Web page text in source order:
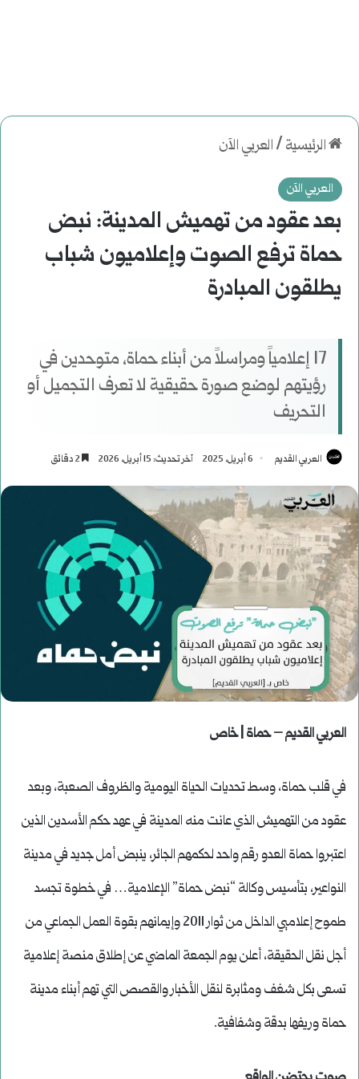
الرئيسية /العربي الآن
العربي الآن
بعد عقود من تهميش المدينة: نبض
حماة ترفع الصوت وإعلاميون شباب
يطلقون المبادرة
17 إعلامياً ومراسلاً من أبناء حماة، متوحدين في
رؤيتهم لوضع صورة حقيقية لا تعرف التجميل أو
التحريف
العربي القديم 6 أبريل، 2025 آخر تحديث: 15 أبريل، 2026
العربي القديم – حماة | خاص
في قلب حماة، وسط تحديات الحياة اليومية والظروف الصعبة، وبعد
عقود من التهميش الذي عانت منه المدينة في عهد حكم الأسدين الذين
اعتبروا حماة العدو رقم واحد لحكمهم الجائر، ينبض أمل جديد في مدينة
النواعير، بتأسيس وكالة “نبض حماة” الإعلامية… في خطوة تجسد
طموح إعلاميي الداخل من ثوار 2011 وإيمانهم بقوة العمل الجماعي من
أجل نقل الحقيقة، أعلن يوم الجمعة الماضي عن إطلاق منصة إعلامية
تسعى بكل شغف ومثابرة لنقل الأخبار والقصص التي تهم أبناء مدينة
حماة وريفها بدقة وشفافية.